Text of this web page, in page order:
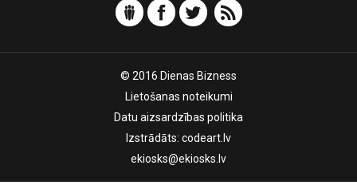
© 2016 Dienas Bizness
Lietošanas noteikumi
Datu aizsardzības politika
Izstrādāts: codeart.lv
ekiosks@ekiosks.lv